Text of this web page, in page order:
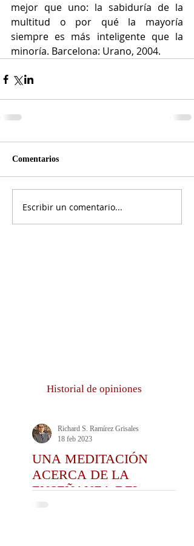
mejor que uno: la sabiduría de la
multitud o por qué la mayoría
siempre es más inteligente que la
minoría. Barcelona: Urano, 2004.
Comentarios
Escribir un comentario...
Historial de opiniones
UNA MEDITACIÓN
ACERCA DE LA
ENSEÑANZA DEL
Richard S. Ramírez Grisales
18 feb 2023